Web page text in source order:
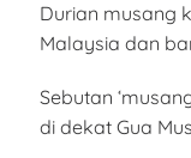
Durian musang
Malaysia dan
Sebutan
di dekat Gua